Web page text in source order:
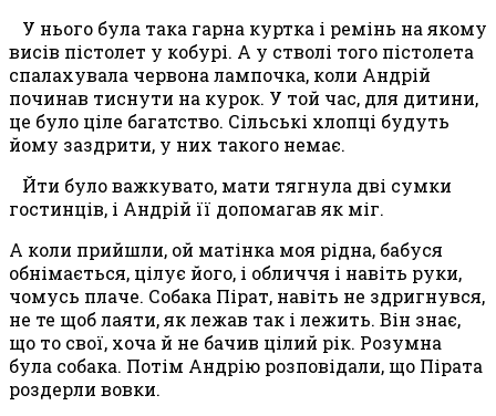
У нього була така гарна куртка і ремінь на якому
висів пістолет у кобурі. А у стволі того пістолета
спалахувала червона лампочка, коли Андрій
починав тиснути на курок. У той час, для дитини,
це було ціле багатство. Сільські хлопці будуть
йому заздрити, у них такого немає.
Йти було важкувато, мати тягнула дві сумки
гостинців, і Андрій її допомагав як міг.
А коли прийшли, ой матінка моя рідна, бабуся
обнімається, цілує його, і обличчя і навіть руки,
чомусь плаче. Собака Пірат, навіть не здригнувся,
не те щоб лаяти, як лежав так і лежить. Він знає,
що то свої, хоча й не бачив цілий рік. Розумна
була собака. Потім Андрію розповідали, що Пірата
роздерли вовки.